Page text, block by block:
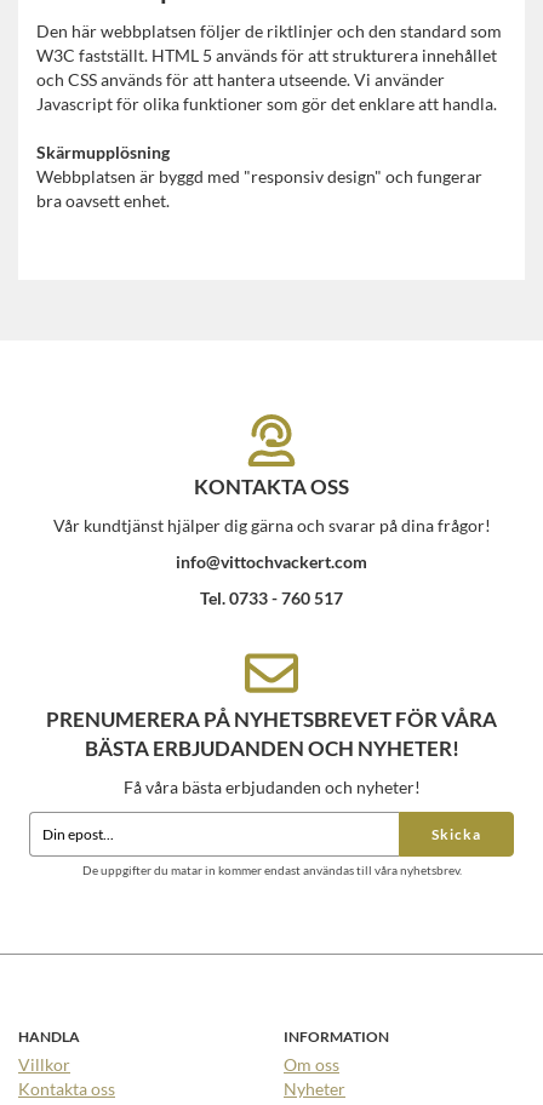
Den här webbplatsen följer de riktlinjer och den standard som
W3C fastställt. HTML 5 används för att strukturera innehållet
och CSS används för att hantera utseende. Vi använder
Javascript för olika funktioner som gör det enklare att handla.
Skärmupplösning
Webbplatsen är byggd med "responsiv design" och fungerar
bra oavsett enhet.
KONTAKTA OSS
Vår kundtjänst hjälper dig gärna och svarar på dina frågor!
info@vittochvackert.com
Tel. 0733 - 760 517
PRENUMERERA PÅ NYHETSBREVET FÖR VÅRA
BÄSTA ERBJUDANDEN OCH NYHETER!
Få våra bästa erbjudanden och nyheter!
Skicka
De uppgifter du matar in kommer endast användas till våra nyhetsbrev.
HANDLA
Villkor
Kontakta oss
INFORMATION
Om oss
Nyheter